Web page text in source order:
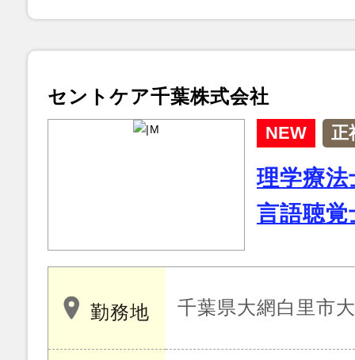
セントケア千葉株式会社
NEW 正
理学療
言語聴覚
勤務地 千葉県大網白里市